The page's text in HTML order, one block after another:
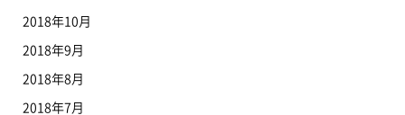
2018年10月
2018年9月
2018年8月
2018年7月